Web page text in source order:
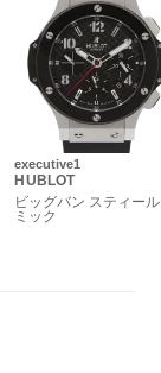
executive1
HUBLOT
ビッグバン スティー
ミック